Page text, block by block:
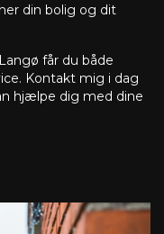
din bolig og dit
får du både
Kontakt mig i dag
hjælpe dig med dine